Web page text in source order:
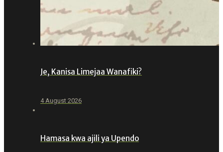
Je, Kanisa Limejaa Wanafiki?
4 August 2026
Hamasa kwa ajili ya Upendo